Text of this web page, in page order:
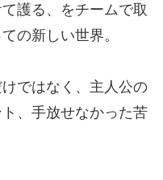
護る、をチームで取
の新しい世界。
ではなく、主人公の
、手放せなかった苦